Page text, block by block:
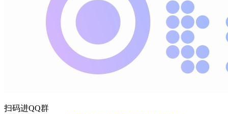
扫码进QQ群